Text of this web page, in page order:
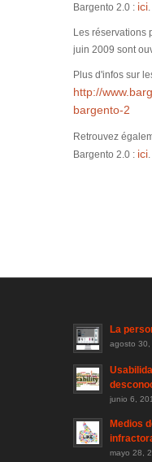
Bargento 2.0 : ici.
Les réservations
juin 2009 sont
Plus d'infos sur
http://
bargento-2
Retrouvez
Bargento 2.0 : ici
La
agosto
junio 6,
Medios
mayo 28,